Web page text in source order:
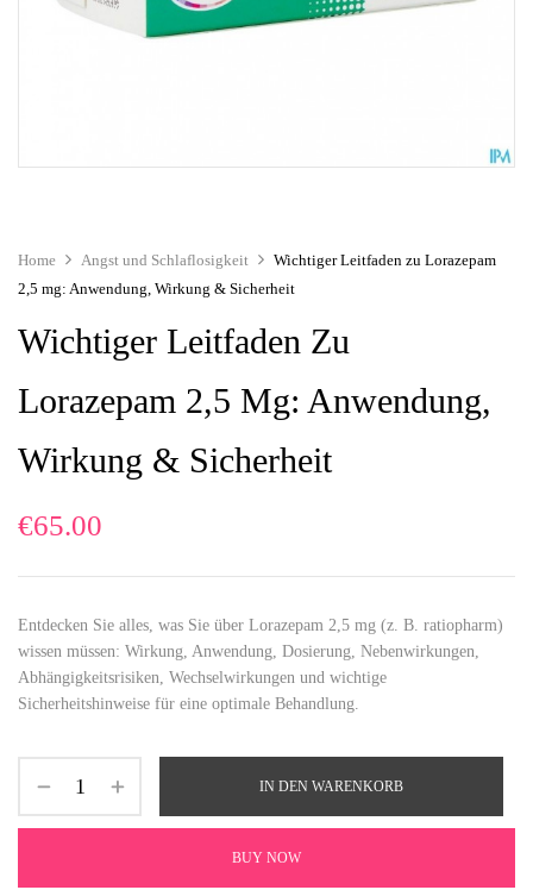
Home Angst und Schlaflosigkeit
Wichtiger Leitfaden zu Lorazepam
2,5 mg: Anwendung, Wirkung & Sicherheit
Wichtiger Leitfaden Zu
Lorazepam 2,5 Mg: Anwendung,
Wirkung & Sicherheit
€65.00
Entdecken Sie alles, was Sie über Lorazepam 2,5 mg (z. B. ratiopharm)
wissen müssen: Wirkung, Anwendung, Dosierung, Nebenwirkungen,
Abhängigkeitsrisiken, Wechselwirkungen und wichtige
Sicherheitshinweise für eine optimale Behandlung.
IN DEN WARENKORB
BUY NOW